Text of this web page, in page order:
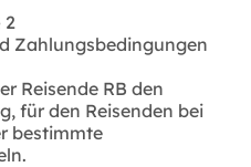
2
Zahlungsbedingungen
Reisende RB den
für den Reisenden bei
bestimmte